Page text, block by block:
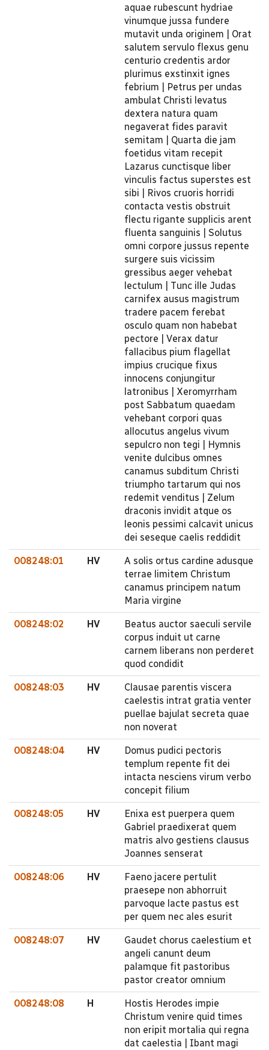
aquae rubescunt hydriae
vinumque jussa fundere
mutavit unda originem | Orat
salutem servulo flexus genu
centurio credentis ardor
plurimus exstinxit ignes
febrium | Petrus per undas
ambulat Christi levatus
dextera natura quam
negaverat fides paravit
semitam | Quarta die jam
foetidus vitam recepit
Lazarus cunctisque liber
vinculis factus superstes est
sibi | Rivos cruoris horridi
contacta vestis obstruit
flectu rigante supplicis arent
fluenta sanguinis | Solutus
omni corpore jussus repente
surgere suis vicissim
gressibus aeger vehebat
lectulum | Tunc ille Judas
carnifex ausus magistrum
tradere pacem ferebat
osculo quam non habebat
pectore | Verax datur
fallacibus pium flagellat
impius crucique fixus
innocens conjungitur
latronibus | Xeromyrrham
post Sabbatum quaedam
vehebant corpori quas
allocutus angelus vivum
sepulcro non tegi | Hymnis
venite dulcibus omnes
canamus subditum Christi
triumpho tartarum qui nos
redemit venditus | Zelum
draconis invidit atque os
leonis pessimi calcavit unicus
dei seseque caelis reddidit
008248:01 HV
A solis ortus cardine adusque
terrae limitem Christum
canamus principem natum
Maria virgine
008248:02 HV
Beatus auctor saeculi servile
corpus induit ut carne
carnem liberans non perderet
quod condidit
008248:03 HV
Clausae parentis viscera
caelestis intrat gratia venter
puellae bajulat secreta quae
non noverat
008248:04 HV
Domus pudici pectoris
templum repente fit dei
intacta nesciens virum verbo
concepit filium
008248:05 HV
Enixa est puerpera quem
Gabriel praedixerat quem
matris alvo gestiens clausus
Joannes senserat
008248:06 HV
Faeno jacere pertulit
praesepe non abhorruit
parvoque lacte pastus est
per quem nec ales esurit
008248:07 HV
Gaudet chorus caelestium et
angeli canunt deum
palamque fit pastoribus
pastor creator omnium
008248:08 H
Hostis Herodes impie
Christum venire quid times
non eripit mortalia qui regna
dat caelestia | Ibant magi